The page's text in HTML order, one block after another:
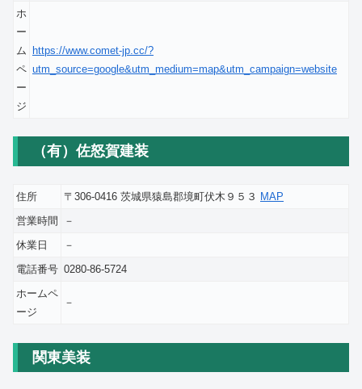
ホ
ー
ム
ペ
ー
ジ
https://www.comet-jp.cc/?
utm_source=google&utm_medium=map&utm_campaign=website
（有）佐怒賀建装
住所 〒306-0416 茨城県猿島郡境町伏木９５３ MAP
営業時間
－
休業日
－
電話番号 0280-86-5724
ホームペ
ージ
－
関東美装